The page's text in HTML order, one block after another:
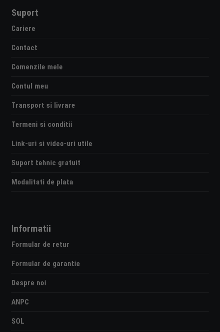
Suport
Cariere
Contact
Comenzile mele
Contul meu
Transport si livrare
Termeni si conditii
Link-uri si video-uri utile
Suport tehnic gratuit
Modalitati de plata
Informatii
Formular de retur
Formular de garantie
Despre noi
ANPC
SOL